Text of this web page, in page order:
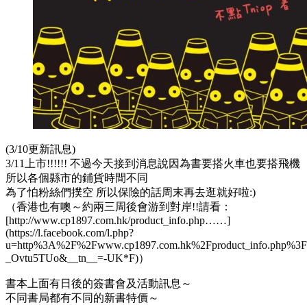
(3/10更新訊息)
3/11上市!!!!!! 不過今天接到消息說因為書要搭火車也要搭飛機
所以各個縣市的鋪貨時間不同
為了怕粉絲們撲空 所以保險的話周末再去逛就好啦:)
（香港也有噢～約兩三周後會游到對岸!!請看：
[http://www.cp1897.com.hk/product_info.php……]
(https://l.facebook.com/l.php?
_Ovtu5TUo&
tn =-UK*F)）
書本上面有日後的簽書會及活動訊息～
不同書局都有不同的新書特價～